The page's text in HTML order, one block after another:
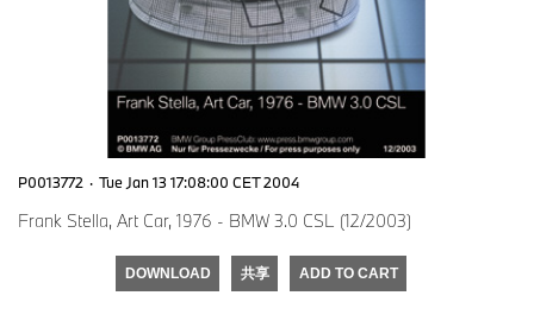
P0013772 · Tue Jan 13 17:08:00 CET 2004
Frank Stella, Art Car, 1976 - BMW 3.0 CSL (12/2003)
DOWNLOAD 共享 ADD TO CART